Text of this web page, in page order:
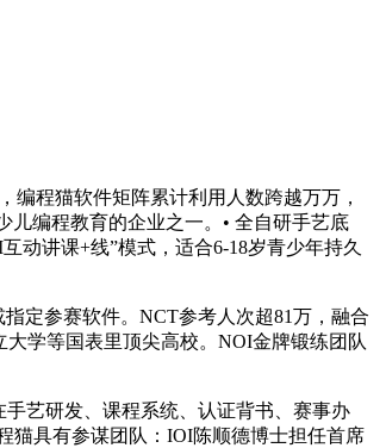
程猫软件矩阵累计利用人数跨越万万，
儿编程教育的企业之一。• 全自研手艺底
动讲课+线”模式，适合6-18岁青少年持久
定参赛软件。NCT参考人次超81万，融合
学等国表里顶尖高校。NOI金牌锻练团队
艺研发、课程系统、认证背书、赛事办
猫具有参谋团队：IOI陈顺德博士担任首席